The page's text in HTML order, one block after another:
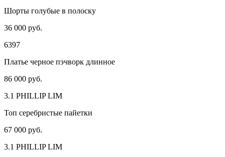
Шорты голубые в полоску
36 000 руб.
6397
Платье черное пэчворк длинное
86 000 руб.
3.1 PHILLIP LIM
Топ серебристые пайетки
67 000 руб.
3.1 PHILLIP LIM